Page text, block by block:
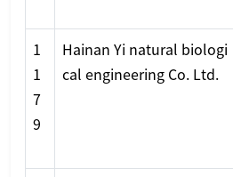
1
1
7
9
Hainan Yi natural biologi
cal engineering Co. Ltd.